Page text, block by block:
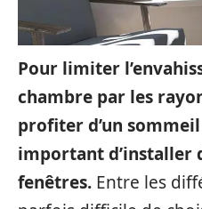
Pour limiter
chambre par les
profiter d’un
important d’installer
fenêtres. Entre les